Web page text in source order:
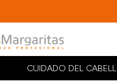
CUIDADO DEL